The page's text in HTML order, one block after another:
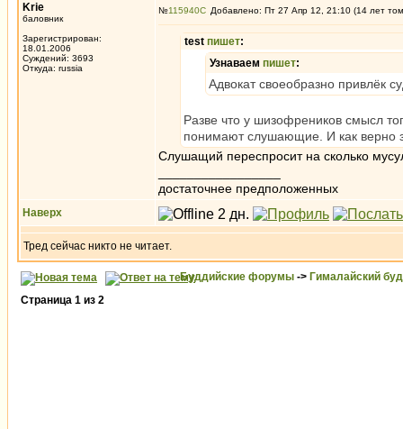
Krie
баловник
Зарегистрирован:
18.01.2006
Суждений: 3693
Откуда: russia
№115940 Добавлено: Пт 27 Апр 12, 21:10 (14 лет
test пишет:
Узнаваем пишет:
Адвокат своеобразно привлёк
Разве что у шизофреников смысл
понимают слушающие. И как верно
Слушащий переспросит на сколько
достаточнее предположенных
Наверх
Тред сейчас никто не читает.
Буддийские форумы -> Гималайский
Страница 1 из 2